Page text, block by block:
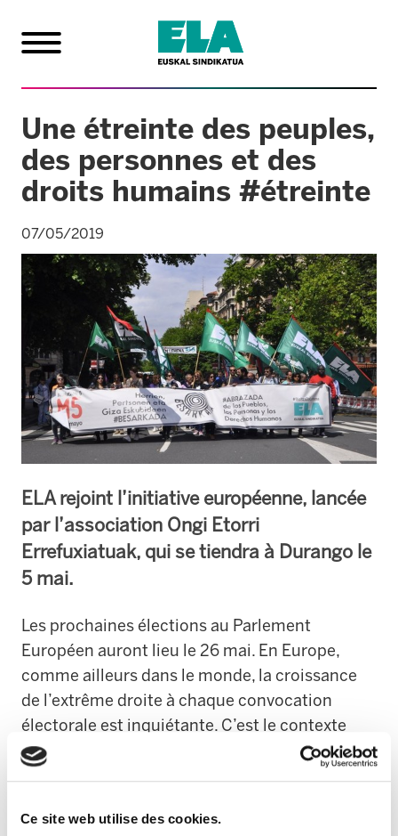
Ce site web utilise des cookies.
Une étreinte des peuples,
des personnes et des
droits humains #étreinte
07/05/2019
ELA rejoint l’initiative européenne, lancée
par l’association Ongi Etorri
Errefuxiatuak, qui se tiendra à Durango le
5 mai.
Les prochaines élections au Parlement
Européen auront lieu le 26 mai. En Europe,
comme ailleurs dans le monde, la croissance
de l’extrême droite à chaque convocation
électorale est inquiétante. C’est le contexte
dans lequel des centaines d’organisations
au Parlement Européen les politiques